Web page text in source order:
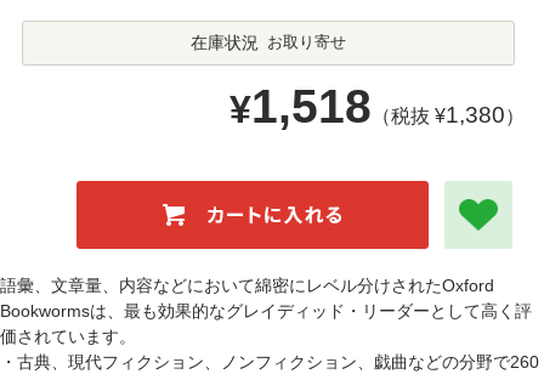
在庫状況 お取り寄せ
¥1,518 （税抜 ¥1,380）
語彙、文章量、内容などにおいて綿密にレベル分けされたOxford
Bookwormsは、最も効果的なグレイディッド・リーダーとして高く評
価されています。
・古典、現代フィクション、ノンフィクション、戯曲などの分野で260